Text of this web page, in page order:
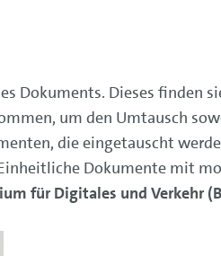
Dokuments. Dieses finden
um den Umtausch
die eingetauscht
Dokumente mit
für Digitales und Verkehr